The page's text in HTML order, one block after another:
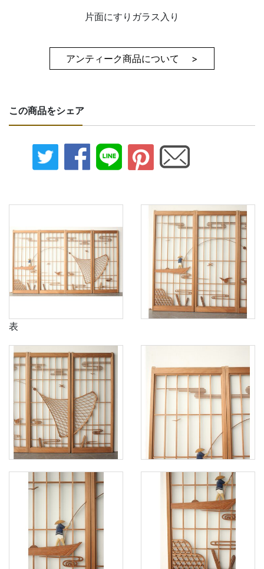
片面にすりガラス入り
アンティーク商品について >
この商品をシェア
表